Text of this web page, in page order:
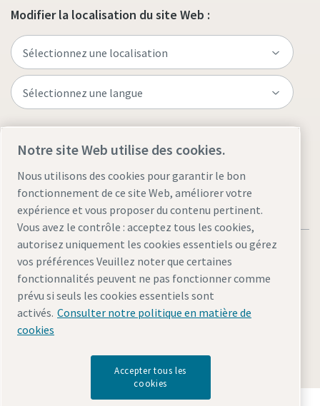
Modifier la localisation du site Web :
Mentions légales et politique de confidentialité
Gérer les cookies
© 2026 Atlas Copco
Notre site Web utilise des cookies.
Nous utilisons des cookies pour garantir le bon
fonctionnement de ce site Web, améliorer votre
expérience et vous proposer du contenu pertinent.
Vous avez le contrôle : acceptez tous les cookies,
autorisez uniquement les cookies essentiels ou gérez
vos préférences Veuillez noter que certaines
fonctionnalités peuvent ne pas fonctionner comme
prévu si seuls les cookies essentiels sont
activés. Consulter notre politique en matière de
cookies
Accepter tous les
cookies